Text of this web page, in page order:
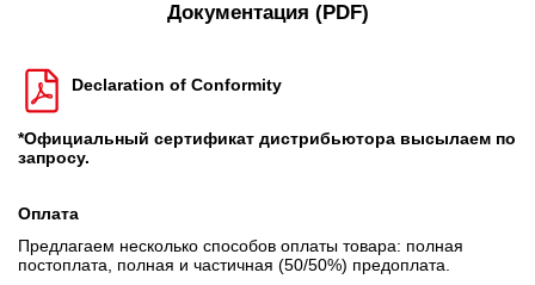
Документация (PDF)
Declaration of Conformity
*Официальный сертификат дистрибьютора высылаем по
запросу.
Оплата
Предлагаем несколько способов оплаты товара: полная
постоплата, полная и частичная (50/50%) предоплата.